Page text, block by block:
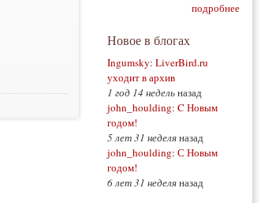
подробнее
Новое в блогах
Ingumsky: LiverBird.ru
уходит в архив
1 год 14 недельназад
john_houlding: C Новым
годом!
5 лет 31 неделяназад
john_houlding: С Новым
годом!
6 лет 31 неделяназад